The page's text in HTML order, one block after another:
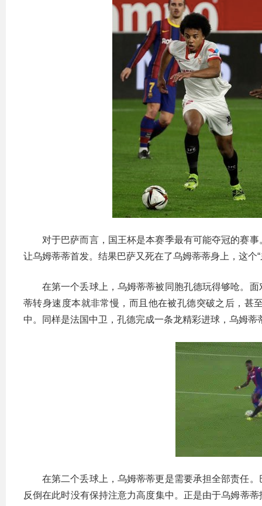
对于巴萨而言，国王杯是本赛季最有可能夺冠的赛
让乌姆蒂蒂首发。结果巴萨又死在了乌姆蒂蒂身上，这个
在第一个丢球上，乌姆蒂蒂被同胞孔德玩得够呛。
蒂转身速度本就非常慢，而且他在被孔德突破之后，甚
中。同样是法国中卫，孔德完成一条龙精彩进球，乌姆
在第二个丢球上，乌姆蒂蒂更是需要承担全部责任
反倒在此时没有保持注意力高度集中。正是由于乌姆蒂